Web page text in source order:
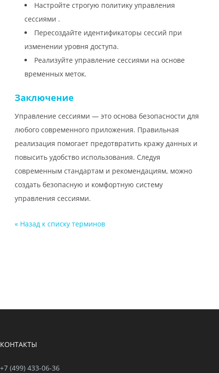
Настройте строгую политику управления
сессиями .
Пересоздайте идентификаторы сессий при
изменении уровня доступа.
Реализуйте управление сессиями на основе
временных меток.
Заключение
Управление сессиями — это основа безопасности для
любого современного приложения. Правильная
реализация помогает предотвратить кражу данных и
повысить удобство использования. Следуя
современным стандартам и рекомендациям, можно
создать безопасную и комфортную систему
управления сессиями.
« Назад к cписку терминов
КОНТАКТЫ
+7 (499) 433-06-36